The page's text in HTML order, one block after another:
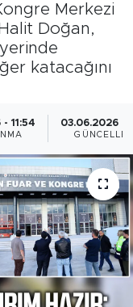
Merkezi
Doğan,
katacağını
11:54 03.06.2026 -